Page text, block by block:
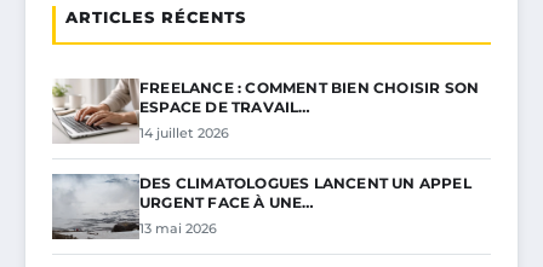
ARTICLES RÉCENTS
FREELANCE : COMMENT BIEN CHOISIR SON
ESPACE DE TRAVAIL…
14 juillet 2026
DES CLIMATOLOGUES LANCENT UN APPEL
URGENT FACE À UNE…
13 mai 2026